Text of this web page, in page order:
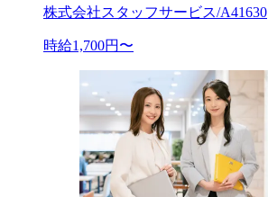
株式会社スタッフサービス/A41630
時給1,700円〜